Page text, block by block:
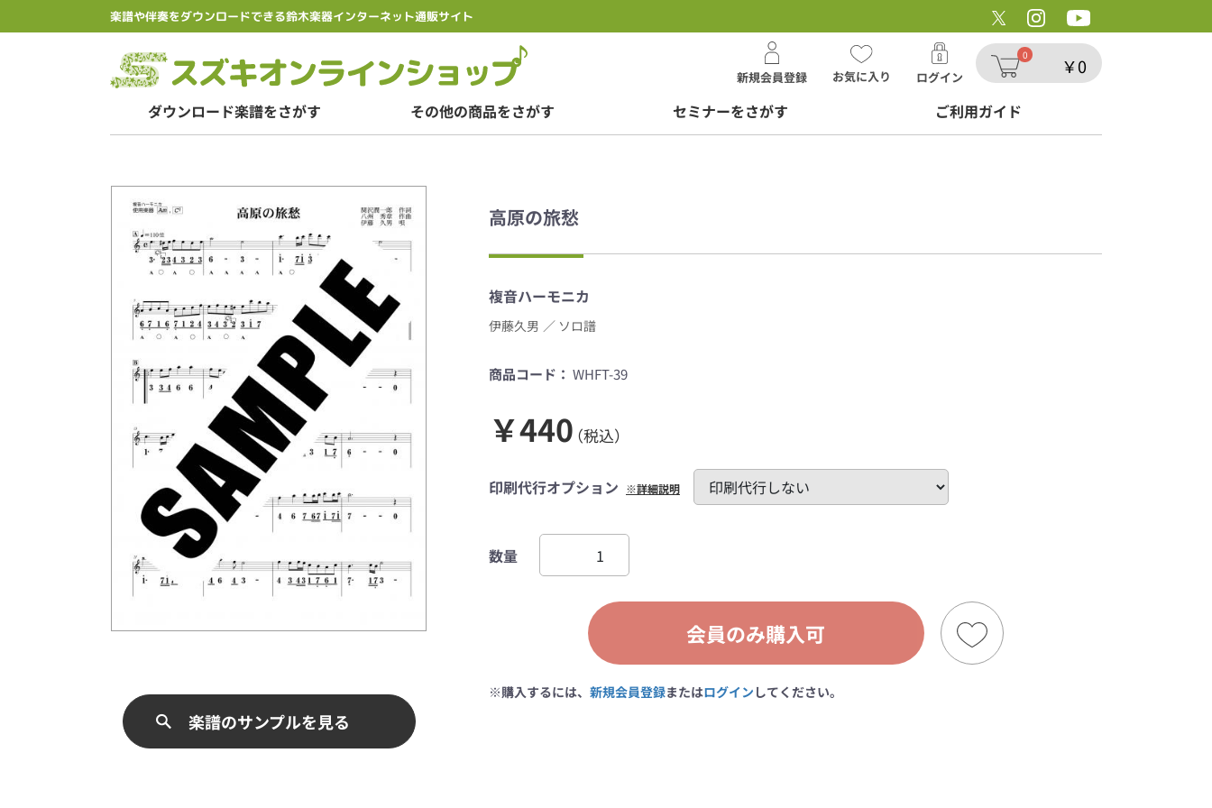
楽譜や伴奏をダウンロードできる鈴木楽器インターネット通販サイト
スズキオンラインショップ/高原の旅愁
新規会員登録 お気に入り ログイン
0 ￥0
ダウンロード楽譜をさがす その他の商品をさがす セミナーをさがす ご利用ガイド
楽譜のサンプルを見る
高原の旅愁
複音ハーモニカ
伊藤久男 ／ ソロ譜
商品コード： WHFT-39
￥440（税込）
印刷代行オプション ※詳細説明
数量
会員のみ購入可
※購入するには、 新規会員登録またはログイン してください。